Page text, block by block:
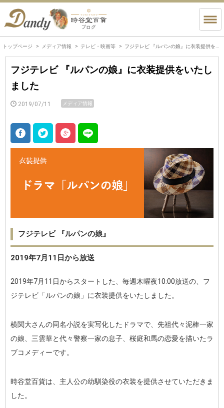
トップページ メディア情報 テレビ・映画等 フジテレビ 『ルパンの娘』に衣装提供をいたしました
フジテレビ 『ルパンの娘』に衣装提供をいたし
ました
2019/07/11 メディア情報
フジテレビ 『ルパンの娘』
2019年7月11日から放送
2019年7月11日からスタートした、毎週木曜夜10:00放送の、フ
ジテレビ「ルパンの娘」に衣装提供をいたしました。
横関大さんの同名小説を実写化したドラマで、先祖代々泥棒一家
の娘、三雲華と代々警察一家の息子、桜庭和馬の恋愛を描いたラ
ブコメディーです。
時谷堂百貨は、主人公の幼馴染役の衣装を提供させていただきま
した。